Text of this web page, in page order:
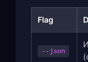
Flag
--json